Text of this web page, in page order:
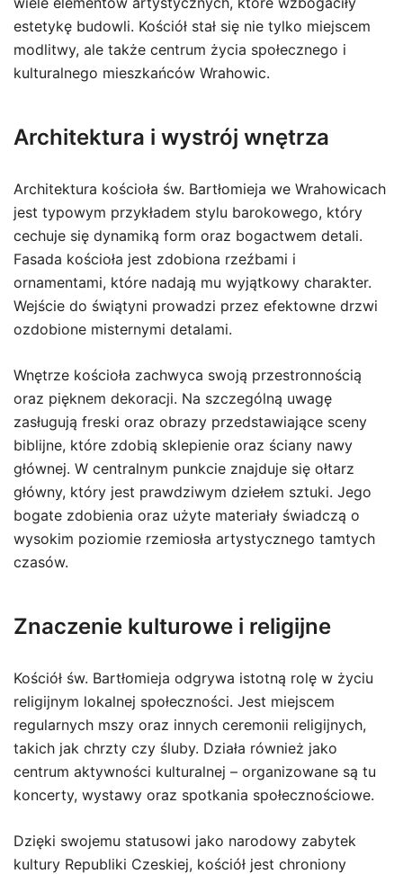
estetykę budowli. Kościół stał się nie tylko miejscem
modlitwy, ale także centrum życia społecznego i
kulturalnego mieszkańców Wrahowic.
Architektura i wystrój wnętrza
Architektura kościoła św. Bartłomieja we Wrahowicach
jest typowym przykładem stylu barokowego, który
cechuje się dynamiką form oraz bogactwem detali.
Fasada kościoła jest zdobiona rzeźbami i
ornamentami, które nadają mu wyjątkowy charakter.
Wejście do świątyni prowadzi przez efektowne drzwi
ozdobione misternymi detalami.
Wnętrze kościoła zachwyca swoją przestronnością
oraz pięknem dekoracji. Na szczególną uwagę
zasługują freski oraz obrazy przedstawiające sceny
biblijne, które zdobią sklepienie oraz ściany nawy
głównej. W centralnym punkcie znajduje się ołtarz
główny, który jest prawdziwym dziełem sztuki. Jego
bogate zdobienia oraz użyte materiały świadczą o
wysokim poziomie rzemiosła artystycznego tamtych
czasów.
Znaczenie kulturowe i religijne
Kościół św. Bartłomieja odgrywa istotną rolę w życiu
religijnym lokalnej społeczności. Jest miejscem
regularnych mszy oraz innych ceremonii religijnych,
takich jak chrzty czy śluby. Działa również jako
centrum aktywności kulturalnej – organizowane są tu
koncerty, wystawy oraz spotkania społecznościowe.
Dzięki swojemu statusowi jako narodowy zabytek
kultury Republiki Czeskiej, kościół jest chroniony